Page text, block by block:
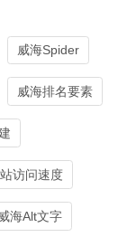
威海Spider
威海排名要素
访问速度
海Alt文字